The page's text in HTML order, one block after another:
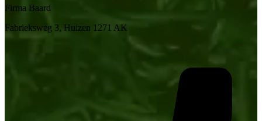
Firma Baard
Fabrieksweg 3, Huizen 1271 AK